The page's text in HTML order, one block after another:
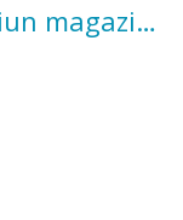
magazin